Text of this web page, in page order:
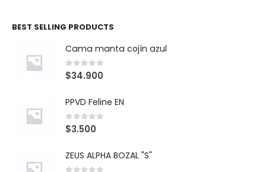
BEST SELLING PRODUCTS
Cama manta cojín azul
0out of 5
$34.900
PPVD Feline EN
0out of 5
$3.500
ZEUS ALPHA BOZAL "S"